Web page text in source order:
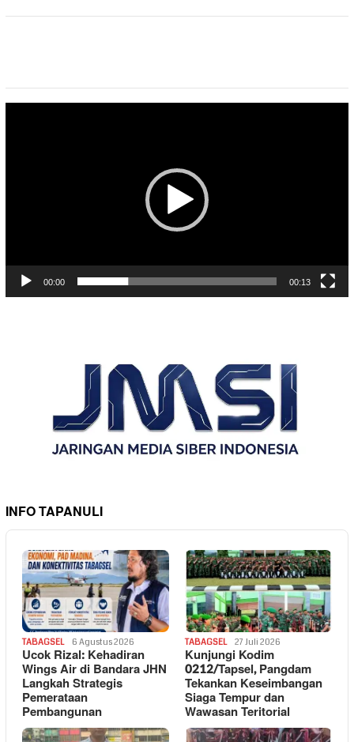
00:00 00:13
INFO TAPANULI
TABAGSEL 6 Agustus 2026
Ucok Rizal: Kehadiran
Wings Air di Bandara JHN
Langkah Strategis
Pemerataan
Pembangunan
TABAGSEL 27 Juli 2026
Kunjungi Kodim
0212/Tapsel, Pangdam
Tekankan Keseimbangan
Siaga Tempur dan
Wawasan Teritorial